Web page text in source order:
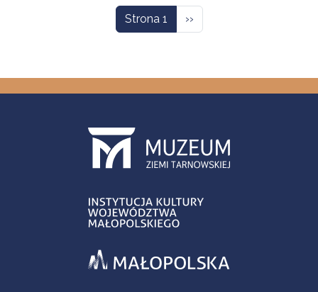
Strona 1 Następna strona
››